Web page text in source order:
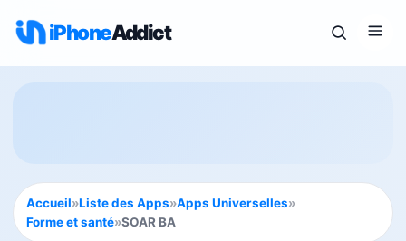
iPhoneAddict
Accueil»Liste des Apps»Apps Universelles»
Forme et santé»SOAR BA